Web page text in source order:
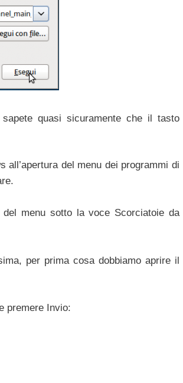
quasi sicuramente che il tasto
all’apertura del menu dei programmi di
menu sotto la voce Scorciatoie da
per prima cosa dobbiamo aprire il
premere Invio: